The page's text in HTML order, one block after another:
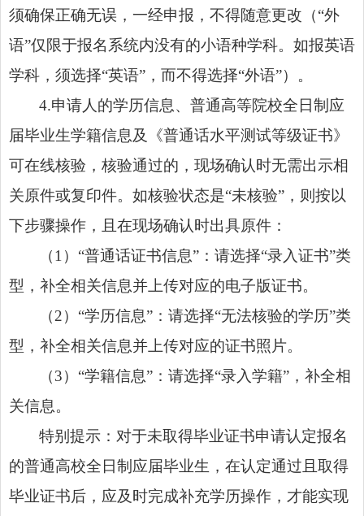
须确保正确无误，一经申报，不得随意更改（“外
语”仅限于报名系统内没有的小语种学科。如报英语
学科，须选择“英语”，而不得选择“外语”）。
4.申请人的学历信息、普通高等院校全日制应
届毕业生学籍信息及《普通话水平测试等级证书》
可在线核验，核验通过的，现场确认时无需出示相
关原件或复印件。如核验状态是“未核验”，则按以
下步骤操作，且在现场确认时出具原件：
（1）“普通话证书信息”：请选择“录入证书”类
型，补全相关信息并上传对应的电子版证书。
（2）“学历信息”：请选择“无法核验的学历”类
型，补全相关信息并上传对应的证书照片。
（3）“学籍信息”：请选择“录入学籍”，补全相
关信息。
特别提示：对于未取得毕业证书申请认定报名
的普通高校全日制应届毕业生，在认定通过且取得
毕业证书后，应及时完成补充学历操作，才能实现